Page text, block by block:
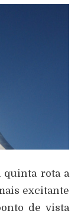
quinta rota a
excitante
de vista